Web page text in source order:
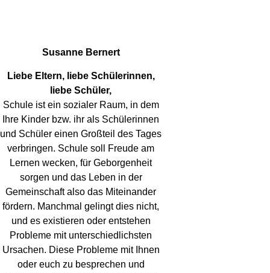
Susanne Bernert
Liebe Eltern, liebe Schülerinnen,
liebe Schüler,
Schule ist ein sozialer Raum, in dem
Ihre Kinder bzw. ihr als Schülerinnen
und Schüler einen Großteil des Tages
verbringen. Schule soll Freude am
Lernen wecken, für Geborgenheit
sorgen und das Leben in der
Gemeinschaft also das Miteinander
fördern. Manchmal gelingt dies nicht,
und es existieren oder entstehen
Probleme mit unterschiedlichsten
Ursachen. Diese Probleme mit Ihnen
oder euch zu besprechen und